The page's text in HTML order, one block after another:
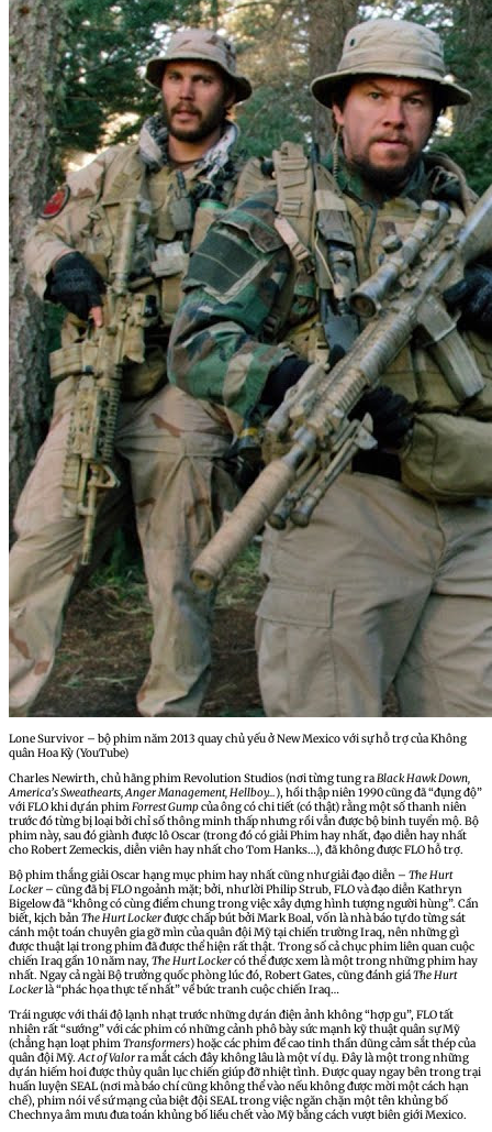
Lone Survivor – bộ phim năm 2013 quay chủ yếu ở New Mexico với sự hỗ trợ của Không
quân Hoa Kỳ (YouTube)
Charles Newirth, chủ hãng phim Revolution Studios (nơi từng tung raBlack Hawk Down,
America’s Sweathearts, Anger Management, Hellboy…), hồi thập niên 1990 cũng đã “đụng độ”
với FLO khi dự án phimForrest Gumpcủa ông có chi tiết (có thật) rằng một số thanh niên
trước đó từng bị loại bởi chỉ số thông minh thấp nhưng rồi vẫn được bộ binh tuyển mộ. Bộ
phim này, sau đó giành được lô Oscar (trong đó có giải Phim hay nhất, đạo diễn hay nhất
cho Robert Zemeckis, diễn viên hay nhất cho Tom Hanks…), đã không được FLO hỗ trợ.
Bộ phim thắng giải Oscar hạng mục phim hay nhất cũng như giải đạo diễn – The Hurt
Locker – cũng đã bị FLO ngoảnh mặt; bởi, như lời Philip Strub, FLO và đạo diễn Kathryn
Bigelow đã “không có cùng điểm chung trong việc xây dựng hình tượng người hùng”. Cần
biết, kịch bảnThe Hurt Lockerđược chấp bút bởi Mark Boal, vốn là nhà báo tự do từng sát
cánh một toán chuyên gia gỡ mìn của quân đội Mỹ tại chiến trường Iraq, nên những gì
được thuật lại trong phim đã được thể hiện rất thật. Trong số cả chục phim liên quan cuộc
chiến Iraq gần 10 năm nay, The Hurt Lockercó thể được xem là một trong những phim hay
nhất. Ngay cả ngài Bộ trưởng quốc phòng lúc đó, Robert Gates, cũng đánh giáThe Hurt
Lockerlà “phác họa thực tế nhất” về bức tranh cuộc chiến Iraq…
Trái ngược với thái độ lạnh nhạt trước những dự án điện ảnh không “hợp gu”, FLO tất
nhiên rất “sướng” với các phim có những cảnh phô bày sức mạnh kỹ thuật quân sự Mỹ
(chẳng hạn loạt phimTransformers) hoặc các phim đề cao tinh thần dũng cảm sắt thép của
quân đội Mỹ.Act of Valorra mắt cách đây không lâu là một ví dụ. Đây là một trong những
dự án hiếm hoi được thủy quân lục chiến giúp đỡ nhiệt tình. Được quay ngay bên trong trại
huấn luyện SEAL (nơi mà báo chí cũng không thể vào nếu không được mời một cách hạn
chế), phim nói về sứ mạng của biệt đội SEAL trong việc ngăn chặn một tên khủng bố
Chechnya âm mưu đưa toán khủng bố liều chết vào Mỹ bằng cách vượt biên giới Mexico.